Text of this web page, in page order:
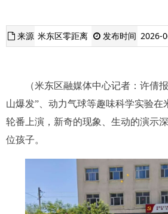
来源 米东区零距离 发布时间 2026-
（米东区融媒体中心记者：许倩
山爆发”、动力气球等趣味科学实验在
轮番上演，新奇的现象、生动的演示
位孩子。